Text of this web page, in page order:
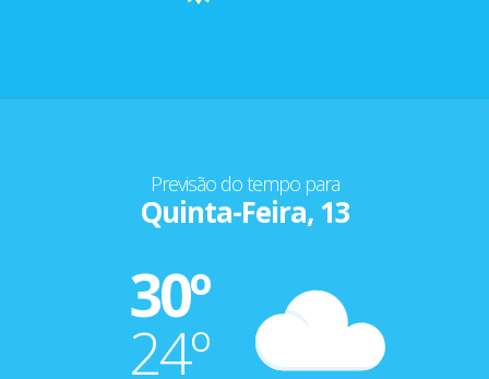
Previsão do tempo para
Quinta-Feira, 13
30º
24º